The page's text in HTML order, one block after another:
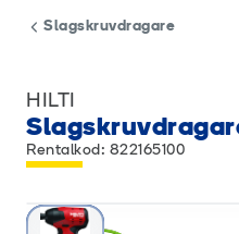
Slagskruvdragare
HILTI
Rentalkod: 822165100